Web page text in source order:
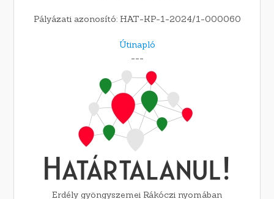
Pályázati azonosító: HAT-KP-1-2024/1-000060
Útinapló
---
Erdély gyöngyszemei Rákóczi nyomában